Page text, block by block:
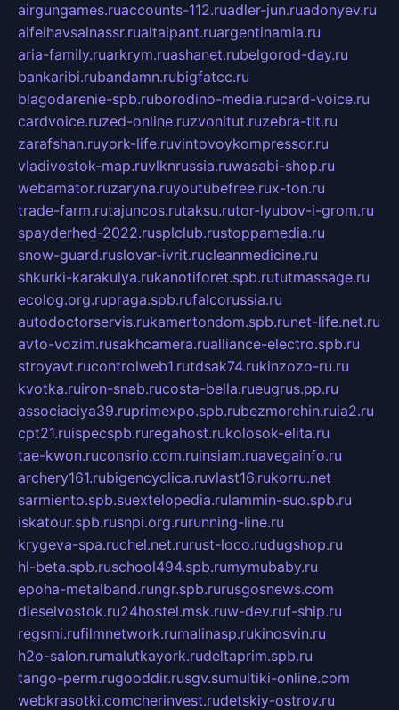
airgungames.ruaccounts-112.ruadler-jun.ruadonyev.ru
alfeihavsalnassr.rualtaipant.ruargentinamia.ru
aria-family.ruarkrym.ruashanet.rubelgorod-day.ru
bankaribi.rubandamn.rubigfatcc.ru
blagodarenie-spb.ruborodino-media.rucard-voice.ru
cardvoice.ruzed-online.ruzvonitut.ruzebra-tlt.ru
zarafshan.ruyork-life.ruvintovoykompressor.ru
vladivostok-map.ruvlknrussia.ruwasabi-shop.ru
webamator.ruzaryna.ruyoutubefree.rux-ton.ru
trade-farm.rutajuncos.rutaksu.rutor-lyubov-i-grom.ru
spayderhed-2022.rusplclub.rustoppamedia.ru
snow-guard.ruslovar-ivrit.rucleanmedicine.ru
shkurki-karakulya.rukanotiforet.spb.rututmassage.ru
ecolog.org.rupraga.spb.rufalcorussia.ru
autodoctorservis.rukamertondom.spb.runet-life.net.ru
avto-vozim.rusakhcamera.rualliance-electro.spb.ru
stroyavt.rucontrolweb1.rutdsak74.rukinzozo-ru.ru
kvotka.ruiron-snab.rucosta-bella.rueugrus.pp.ru
associaciya39.ruprimexpo.spb.rubezmorchin.ruia2.ru
cpt21.ruispecspb.ruregahost.rukolosok-elita.ru
tae-kwon.ruconsrio.com.ruinsiam.ruavegainfo.ru
archery161.rubigencyclica.ruvlast16.rukorru.net
sarmiento.spb.suextelopedia.rulammin-suo.spb.ru
iskatour.spb.rusnpi.org.rurunning-line.ru
krygeva-spa.ruchel.net.rurust-loco.rudugshop.ru
hl-beta.spb.ruschool494.spb.rumymubaby.ru
epoha-metalband.rungr.spb.rurusgosnews.com
dieselvostok.ru24hostel.msk.ruw-dev.ruf-ship.ru
regsmi.rufilmnetwork.rumalinasp.rukinosvin.ru
h2o-salon.rumalutkayork.rudeltaprim.spb.ru
tango-perm.rugooddir.rusgv.sumultiki-online.com
webkrasotki.comcherinvest.rudetskiy-ostrov.ru